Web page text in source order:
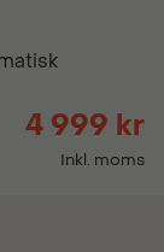
4 999 kr
Inkl. moms